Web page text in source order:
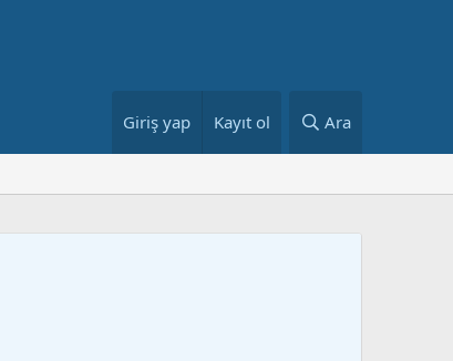
Giriş yap Kayıt ol Ara